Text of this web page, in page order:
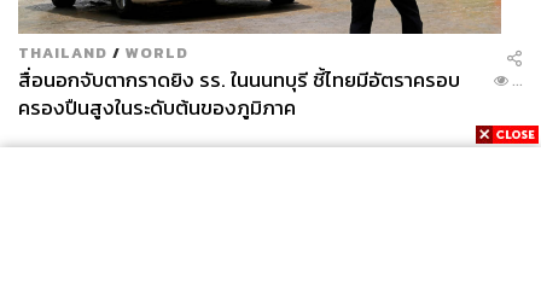
THAILAND / WORLD
สื่อนอกจับตากราดยิง รร. ในนนทบุรี ชี้ไทยมีอัตราครอบ
ครองปืนสูงในระดับต้นของภูมิภาค
...